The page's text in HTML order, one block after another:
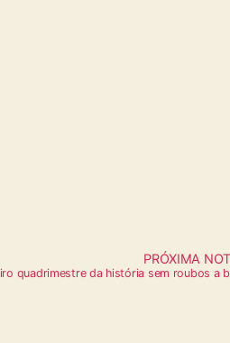
PRÓXIMA
quadrimestre da história sem roubos a